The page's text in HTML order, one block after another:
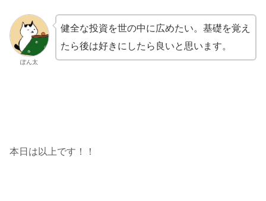
ぽん太
健全な投資を世の中に広めたい。基礎を覚え
たら後は好きにしたら良いと思います。
本日は以上です！！